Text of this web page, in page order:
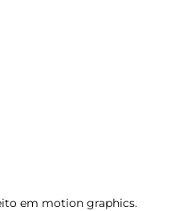
em motion graphics.